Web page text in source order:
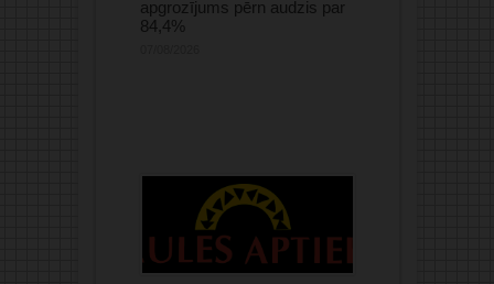
apgrozījums pērn audzis par
84,4%